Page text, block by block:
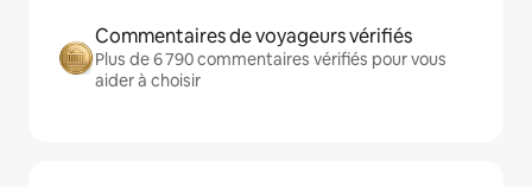
Commentaires de voyageurs vérifiés
Plus de 6 790 commentaires vérifiés pour vous
aider à choisir